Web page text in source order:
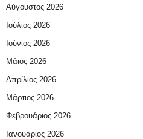
Αύγουστος 2026
Ιούλιος 2026
Ιούνιος 2026
Μάιος 2026
Απρίλιος 2026
Μάρτιος 2026
Φεβρουάριος 2026
Ιανουάριος 2026